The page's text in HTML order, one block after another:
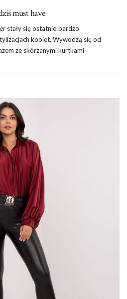
must have
stały się ostatnio bardzo
kobiet. Wywodzą się od
ze skórzanymi kurtkami
które fasony są
z eko skóry?
bez wątpienia zwracają uwagę,
sylwetkę i przyciągają wzrok. Są
spodni
zaczęły po nie …